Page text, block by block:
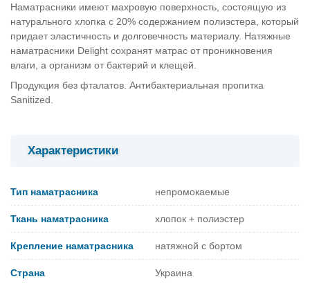
Наматрасники имеют махровую поверхность, состоящую из
натурального хлопка с 20% содержанием полиэстера, который
придает эластичность и долговечность материалу. Натяжные
наматрасники Delight сохранят матрас от проникновения
влаги, а организм от бактерий и клещей.
Продукция без фталатов. Антибактериальная пропитка
Sanitized.
Характеристики
Тип наматрасника непромокаемые
Ткань наматрасника хлопок + полиэстер
Крепление наматрасника натяжной с бортом
Страна Украина